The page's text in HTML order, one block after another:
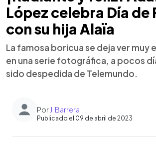
López celebra Día de
con su hija Alaïa
La famosa boricua se deja ver muy
en una serie fotográfica, a pocos
sido despedida de Telemundo.
Por J. Barrera
Publicado el 09 de abril de 2023